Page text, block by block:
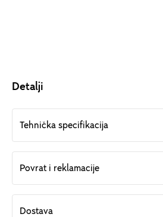
Detalji
Tehnička specifikacija
Povrat i reklamacije
Dostava